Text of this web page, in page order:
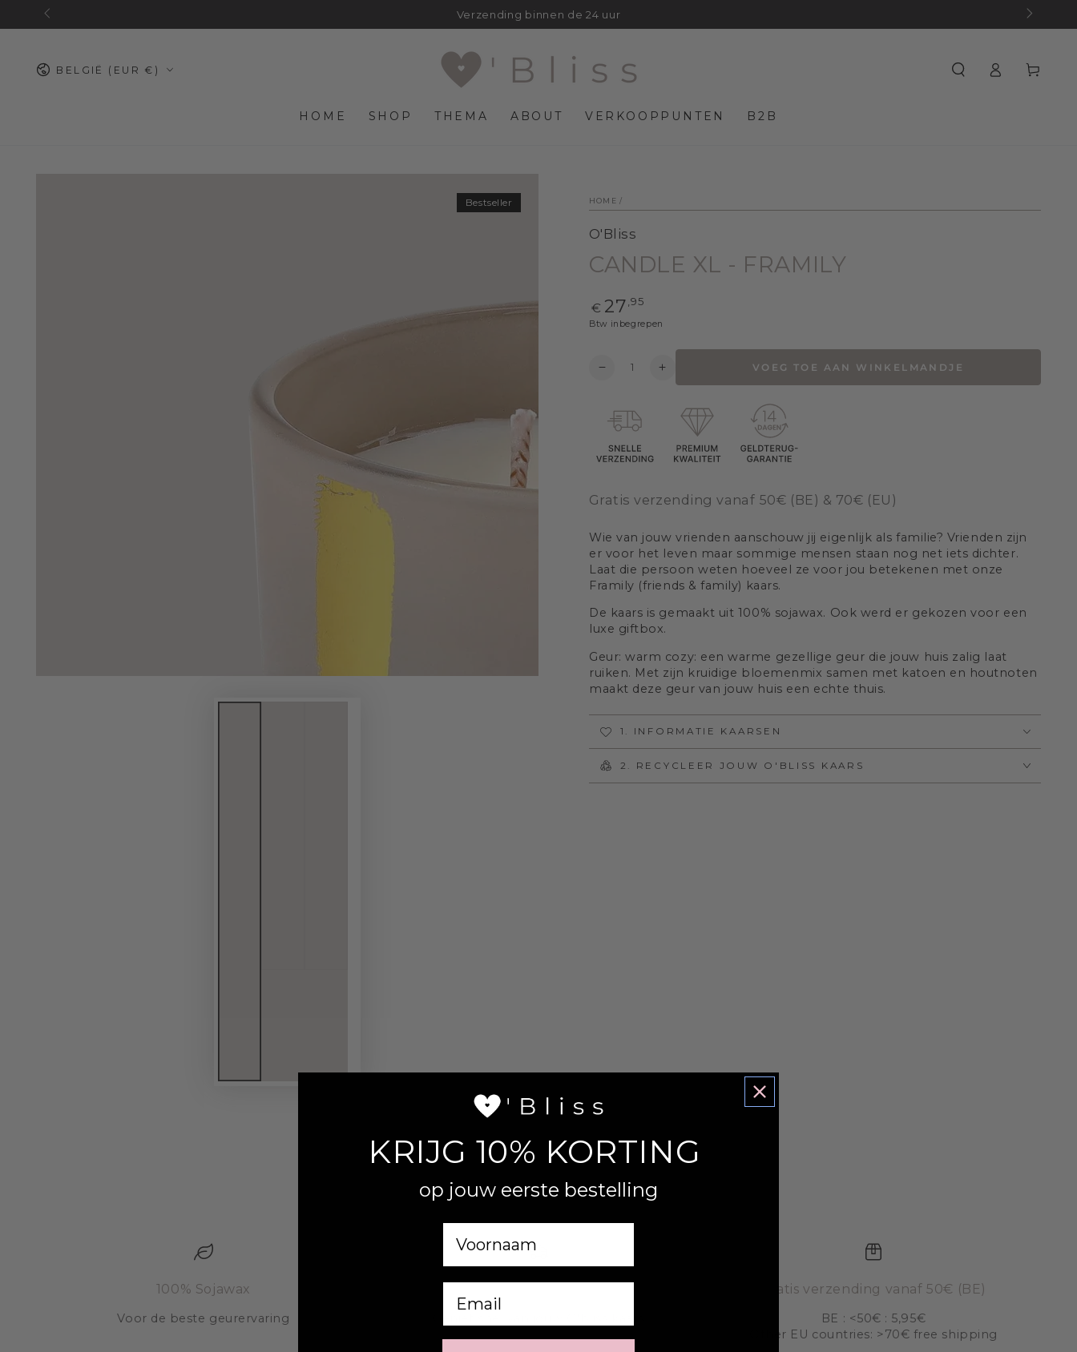
METEEN NAAR
CONTENT
Gratis verzending vanaf 50€
Land/regio
BELGIË (EUR €)
HOME SHOP THEMA ABOUT VERKOOPPUNTEN B2B
Login
Winkelmandje
Bestseller HOME /
O'Bliss
CANDLE XL - FRAMILY
Normale
prijs
€ 27,95
Btw inbegrepen
Hoeveelehid
Verlaag
voor
Candle
XL
-
Voeg
hoeveelheid
voor
Candle
XL
VOEG TOE AAN WINKELMANDJE
Gratis verzending vanaf 50€ (BE) & 70€ (EU)
Wie van jouw vrienden aanschouw jij eigenlijk als familie? Vrienden zijn
er voor het leven maar sommige mensen staan nog net iets dichter.
Laat die persoon weten hoeveel ze voor jou betekenen met onze
Framily (friends & family) kaars.
De kaars is gemaakt uit 100% sojawax. Ook werd er gekozen voor een
luxe giftbox.
Geur: warm cozy: een warme gezellige geur die jouw huis zalig laat
ruiken. Met zijn kruidige bloemenmix samen met katoen en houtnoten
maakt deze geur van jouw huis een echte thuis.
1. INFORMATIE KAARSEN
2. RECYCLEER JOUW O'BLISS KAARS
SHOP BIJ O'BLISS
100% Sojawax
Voor de beste geurervaring
Gratis verzending vanaf 50€ (BE)
BE : <50€ : 5,95€
Other EU countries: >70€ free shipping
KRIJG 10% KORTING
op jouw eerste bestelling